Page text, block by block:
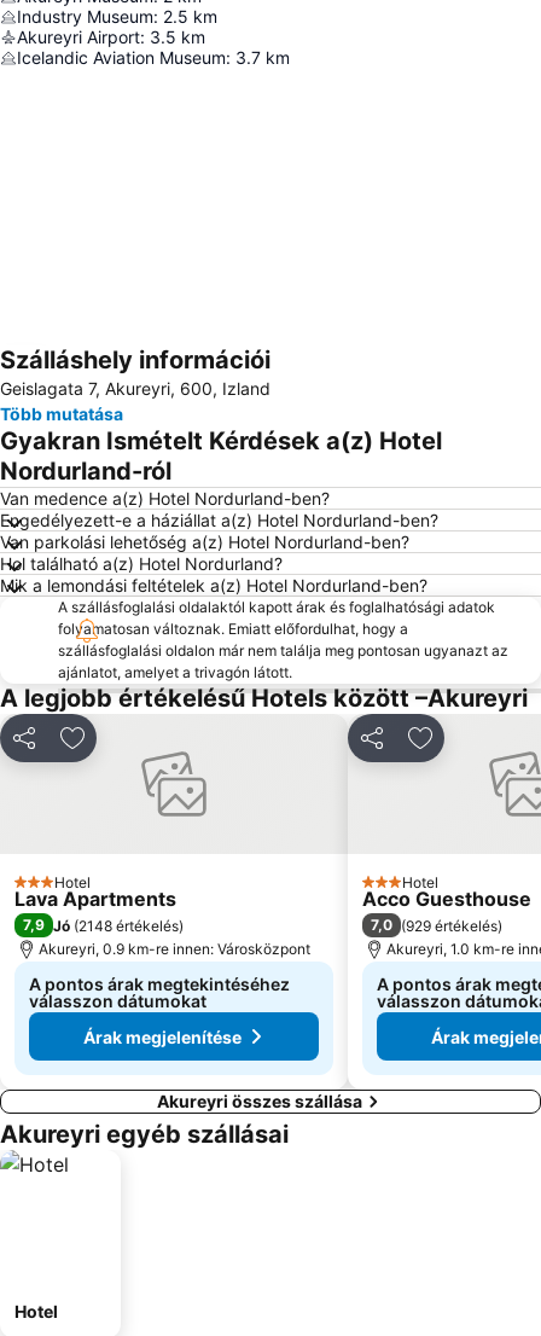
Industry Museum: 2.5 km
Akureyri Airport: 3.5 km
Icelandic Aviation Museum: 3.7 km
Nagy méretű térkép
Szálláshely információi
Geislagata 7, Akureyri, 600, Izland
Több mutatása
Gyakran Ismételt Kérdések a(z) Hotel
Nordurland-ról
Van medence a(z) Hotel Nordurland-ben?
Engedélyezett-e a háziállat a(z) Hotel Nordurland-ben?
Van parkolási lehetőség a(z) Hotel Nordurland-ben?
Hol található a(z) Hotel Nordurland?
Mik a lemondási feltételek a(z) Hotel Nordurland-ben?
A szállásfoglalási oldalaktól kapott árak és foglalhatósági adatok
folyamatosan változnak. Emiatt előfordulhat, hogy a
szállásfoglalási oldalon már nem találja meg pontosan ugyanazt az
ajánlatot, amelyet a trivagón látott.
A legjobb értékelésű Hotels között –Akureyri
MegosztásHozzáadás a kedvencekhez
3 Kategória
Hotel
Lava Apartments
7,9 Jó (2148 értékelés)
Akureyri, 0.9 km-re innen: Városközpont
A pontos árak megtekintéséhez
válasszon dátumokat
Árak megjelenítése
MegosztásHozzáadás
3 Kategória
Hotel
Acco Guesthouse
7,0 (929 értékelés)
Akureyri, 1.0 km-re
A pontos árak
válasszon
Árak
Akureyri összes szállása
Akureyri egyéb szállásai
Hotel